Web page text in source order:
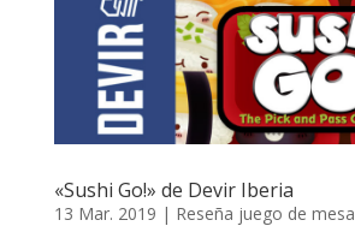
«Sushi Go!» de Devir Iberia
13 Mar. 2019 | Reseña juego de mesa